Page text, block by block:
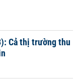
Cả thị trường thu